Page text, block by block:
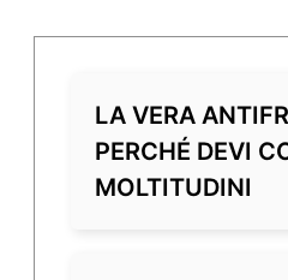
LA VERA
PERCHÉ DEVI
MOLTITUDINI